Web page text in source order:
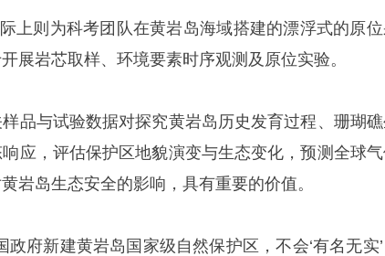
上则为科考团队在黄岩岛海域搭建的漂浮式的原
展岩芯取样、环境要素时序观测及原位实验。
品与试验数据对探究黄岩岛历史发育过程、珊瑚
应，评估保护区地貌演变与生态变化，预测全球
岩岛生态安全的影响，具有重要的价值。
政府新建黄岩岛国家级自然保护区，不会‘有名无实